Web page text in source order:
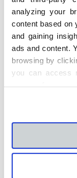
analyzing your
content based on
and gaining
ads and content.
browsing by
you can access
Últimas